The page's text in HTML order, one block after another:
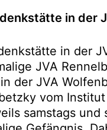
in der
in der
JVA
der JVA
vom
samstags